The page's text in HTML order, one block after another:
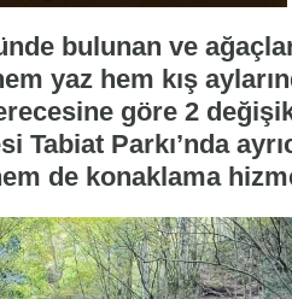
bulunan ve
yaz hem kış
göre 2
Tabiat Parkı’nda
de konaklama